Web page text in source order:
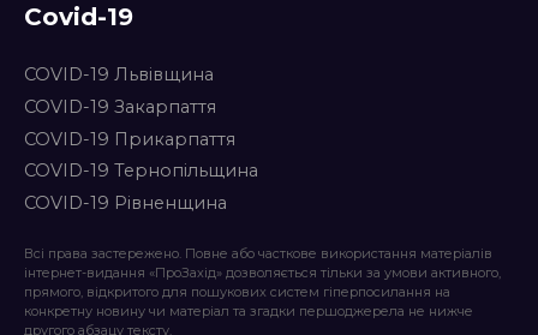
Covid-19
COVID-19 Львівщина
COVID-19 Закарпаття
COVID-19 Прикарпаття
COVID-19 Тернопільщина
COVID-19 Рівненщина
Всі права застережено. Повне або часткове використання матеріалів
інтернет-видання «ПроЗахід» дозволяється тільки за умови активного,
прямого, відкритого для пошукових систем гіперпосилання на
конкретну новину чи матеріал та згадки першоджерела не нижче
другого абзацу тексту.